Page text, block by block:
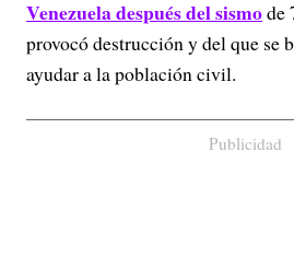
Venezuela después del sismode
provocó destrucción y del que se
ayudar a la población civil.
Publicidad